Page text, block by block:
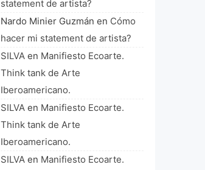
statement de artista?
Nardo Minier Guzmán en Cómo
hacer mi statement de artista?
SILVA en Manifiesto Ecoarte.
Think tank de Arte
Iberoamericano.
SILVA en Manifiesto Ecoarte.
Think tank de Arte
Iberoamericano.
SILVA en Manifiesto Ecoarte.